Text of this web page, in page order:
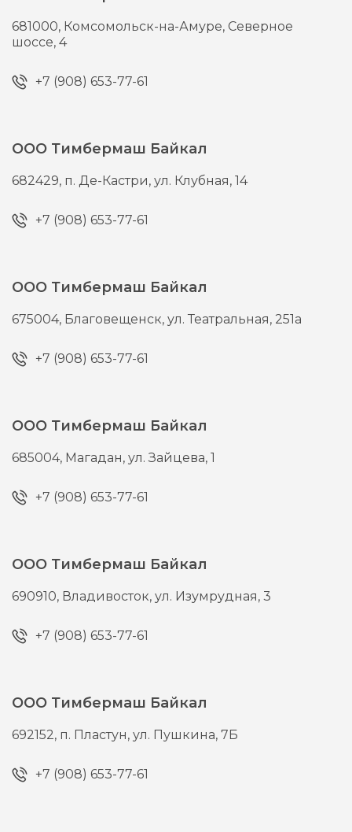
681000, Комсомольск-на-Амуре, Северное
шоссе, 4
+7 (908) 653-77-61
ООО Тимбермаш Байкал
682429, п. Де-Кастри,ул. Клубная, 14
+7 (908) 653-77-61
ООО Тимбермаш Байкал
675004, Благовещенск,ул. Театральная, 251а
+7 (908) 653-77-61
ООО Тимбермаш Байкал
685004, Магадан,ул. Зайцева, 1
+7 (908) 653-77-61
ООО Тимбермаш Байкал
690910, Владивосток,ул. Изумрудная, 3
+7 (908) 653-77-61
ООО Тимбермаш Байкал
692152, п. Пластун,ул. Пушкина, 7Б
+7 (908) 653-77-61